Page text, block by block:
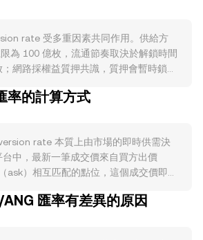
rate 受多重因素共同作用。供給方
為 100 億枚，流通節奏取決於解鎖時間
網路採權益質押共識，質押會暫時鎖定
通膨削減燒毀設計，因此解鎖與質押比
度提升時，對 SUI 的使用需求會上升；
平行處理特性若帶來更高交易吞吐與更
更多應用遷移或啟動，進一步支撐需求。
產承壓。ANG 通常緊隨美元走勢（長期
率的計算方式
rate 本質上由市場的即時供需決
中，最新一筆成交價來自買方出價
ask）相互匹配的點位，這個成交價即為
平均值為中間價（mid-price），常被
匯率有差異的原因